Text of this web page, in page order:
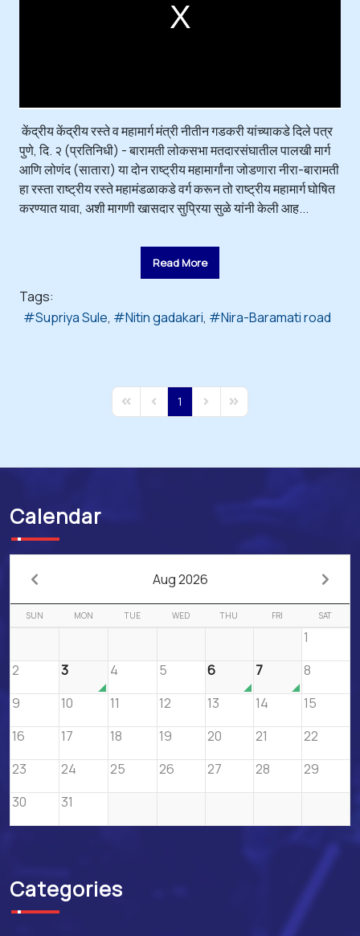
केंद्रीय केंद्रीय रस्ते व महामार्ग मंत्री नीतीन गडकरी यांच्याकडे दिले पत्र
पुणे, दि. २ (प्रतिनिधी) - बारामती लोकसभा मतदारसंघातील पालखी मार्ग
आणि लोणंद (सातारा) या दोन राष्ट्रीय महामार्गांना जोडणारा नीरा-बारामती
हा रस्ता राष्ट्रीय रस्ते महामंडळाकडे वर्ग करून तो राष्ट्रीय महामार्ग घोषित
करण्यात यावा, अशी मागणी खासदार सुप्रिया सुळे यांनी केली आह...
Read More
Tags:
Supriya Sule
Nitin gadakari Nira-Baramati road
First PagePrevious Page
1 Next PageLast Page
Calendar
Aug 2026
SUN MON TUE WED THU FRI SAT
1
2
3 4 5 6 7
8
9
10 11 12 13 14
15
16
17 18 19 20 21
22
23
24 25 26 27 28
29
30
31
Categories